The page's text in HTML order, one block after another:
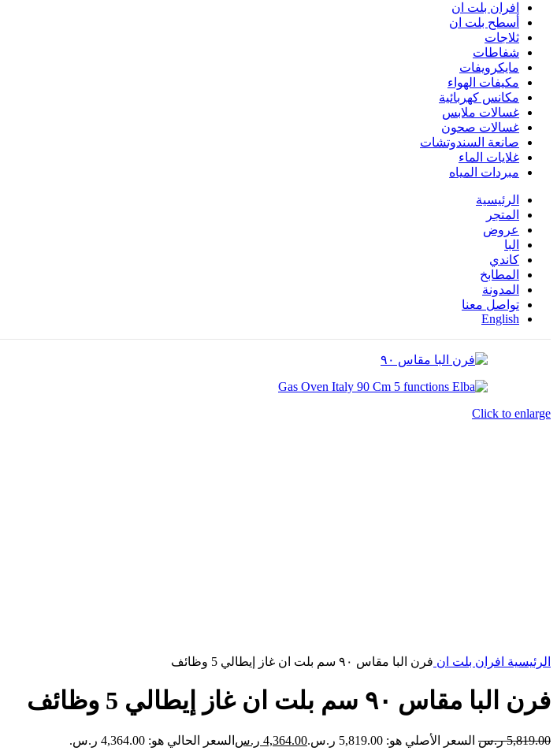
افران بلت ان
أسطح بلت ان
ثلاجات
شفاطات
مايكرويفات
مكيفات الهواء
مكانس كهربائية
غسالات ملابس
غسالات صحون
صانعة السندوتشات
غلايات الماء
مبردات المياه
الرئيسية
المتجر
عروض
البا
كاندي
المطابخ
المدونة
تواصل معنا
English
Click to enlarge
الرئيسية افران بلت ان فرن البا مقاس ٩٠​ سم بلت ان غاز إيطالي 5 وظائف
فرن البا مقاس ٩٠​ سم بلت ان غاز إيطالي 5 وظائف
5,819.00 ر.س السعر الأصلي هو: 5,819.00 ر.س. 4,364.00 ر.س السعر الحالي هو: 4,364.00 ر.س.